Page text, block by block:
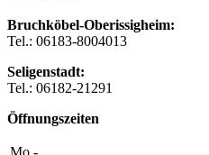
Bruchköbel-Oberissigheim:
Tel.: 06183-8004013
Seligenstadt:
Tel.: 06182-21291
Öffnungszeiten
Mo -